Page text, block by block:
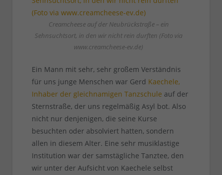
Creamcheese auf der Neubrückstraße – ein
Sehnsuchtsort, in den wir nicht rein durften (Foto via
www.creamcheese-ev.de)
Ein Mann mit sehr, sehr großem Verständnis
für uns junge Menschen war Gerd Kaechele,
Inhaber der gleichnamigen Tanzschule auf der
Sternstraße, der uns regelmäßig Asyl bot. Also
nicht nur denjenigen, die seine Kurse
besuchten oder absolviert hatten, sondern
allen in diesem Alter. Eine sehr musiklastige
Institution war der samstägliche Tanztee, den
wir unter der Aufsicht von Kaechele selbst